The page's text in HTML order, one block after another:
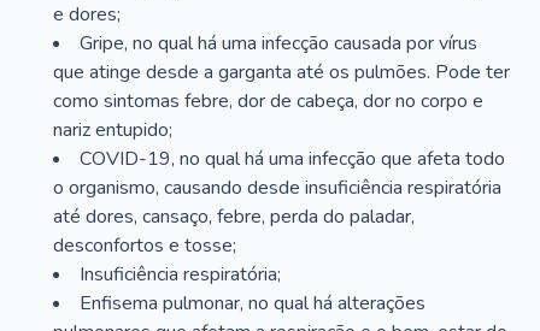
e dores;
Gripe, no qual há uma infecção causada por vírus
que atinge desde a garganta até os pulmões. Pode ter
como sintomas febre, dor de cabeça, dor no corpo e
nariz entupido;
COVID-19, no qual há uma infecção que afeta todo
o organismo, causando desde insuficiência respiratória
até dores, cansaço, febre, perda do paladar,
desconfortos e tosse;
Insuficiência respiratória;
Enfisema pulmonar, no qual há alterações